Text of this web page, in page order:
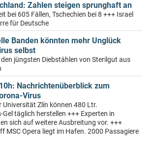
Zahlen steigen sprunghaft an
bei 605 Fällen, Tschechien bei 8 +++ Israel
für Deutsche
Banden könnten mehr Unglück
selbst
jüngsten Diebstählen von Sterilgut aus
Nachrichtenüberblick zum
Virus
Universität Zlín können 480 Ltr.
täglich herstellen +++ Experten in
sich auf weitere Ausbreitung vor. +++
MSC Opera liegt im Hafen. 2000 Passagiere